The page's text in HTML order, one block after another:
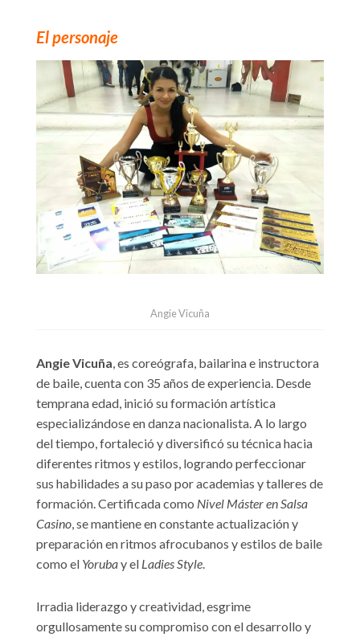
El personaje
Angie Vicuña
Angie Vicuña, es coreógrafa, bailarina e instructora
de baile, cuenta con 35 años de experiencia. Desde
temprana edad, inició su formación artística
especializándose en danza nacionalista. A lo largo
del tiempo, fortaleció y diversificó su técnica hacia
diferentes ritmos y estilos, logrando perfeccionar
sus habilidades a su paso por academias y talleres de
formación. Certificada como Nivel Máster en Salsa
Casino, se mantiene en constante actualización y
preparación en ritmos afrocubanos y estilos de baile
como el Yorubay el Ladies Style.
Irradia liderazgo y creatividad, esgrime
orgullosamente su compromiso con el desarrollo y